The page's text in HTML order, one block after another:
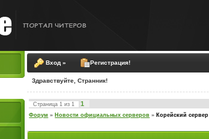
Вход » Регистрация!
Здравствуйте, Странник!
Страница1 из1 1
Форум » Новости официальных серверов » Корейский сервер